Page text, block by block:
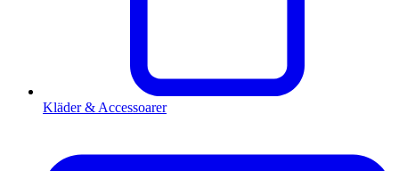
Kläder & Accessoarer